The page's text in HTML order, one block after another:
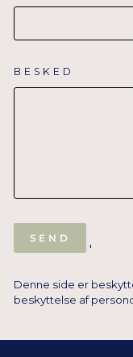
BESKED
SEND
'
Denne side er
beskyttelse af